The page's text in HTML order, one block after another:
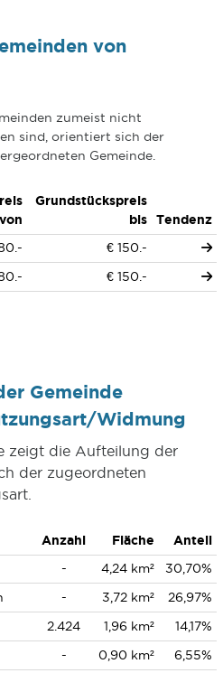
von
zumeist nicht
sind, orientiert sich der
Gemeinde.
von
Grundstückspreis
bis
Tendenz
€ 150.-
€ 150.-
Gemeinde
Widmung
zeigt die Aufteilung der
der zugeordneten
Anzahl Fläche
Anteil
- 4,24 km²
30,70%
- 3,72 km²
26,97%
2.424 1,96 km²
14,17%
- 0,90 km² 6,55%